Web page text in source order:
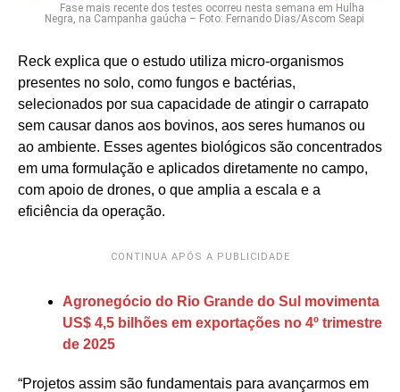
Fase mais recente dos testes ocorreu nesta semana em Hulha
Negra, na Campanha gaúcha – Foto: Fernando Dias/Ascom Seapi
Reck explica que o estudo utiliza micro-organismos
presentes no solo, como fungos e bactérias,
selecionados por sua capacidade de atingir o carrapato
sem causar danos aos bovinos, aos seres humanos ou
ao ambiente. Esses agentes biológicos são concentrados
em uma formulação e aplicados diretamente no campo,
com apoio de drones, o que amplia a escala e a
eficiência da operação.
CONTINUA APÓS A PUBLICIDADE
Agronegócio do Rio Grande do Sul movimenta
US$ 4,5 bilhões em exportações no 4º trimestre
de 2025
“Projetos assim são fundamentais para avançarmos em